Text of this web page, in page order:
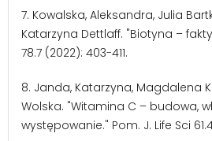
7. Kowalska, Aleksandra, Julia
Katarzyna Dettlaff. "Biotyna –
78.7 (2022): 403-411.
8. Janda, Katarzyna, Magdalena
Wolska. "Witamina C – budowa,
występowanie." Pom. J. Life Sci